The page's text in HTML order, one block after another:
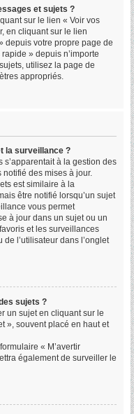
et sujets ?
sur le lien « Voir vos
en cliquant sur le lien
depuis votre propre page de
» depuis n’importe
utilisez la page de
appropriés.
la surveillance ?
s’apparentait à la gestion des
notifié des mises à jour.
est similaire à la
être notifié lorsqu’un sujet
vous permet
à jour dans un sujet ou un
et les surveillances
l’utilisateur dans l’onglet
sujets ?
un sujet en cliquant sur le
», souvent placé en haut et
« M’avertir
également de surveiller le